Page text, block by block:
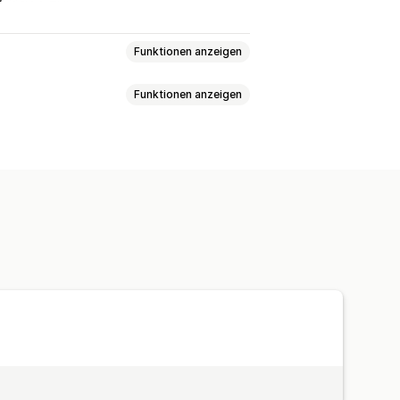
Funktionen anzeigen
Funktionen anzeigen